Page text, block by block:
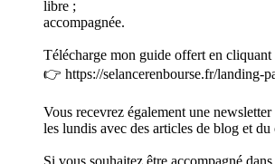
libre ;
accompagnée.
Télécharge mon guide offert en cliquant
👉 ⁠https://selancerenbourse.fr/landing-
Vous recevrez également une
les lundis avec des articles de blog et